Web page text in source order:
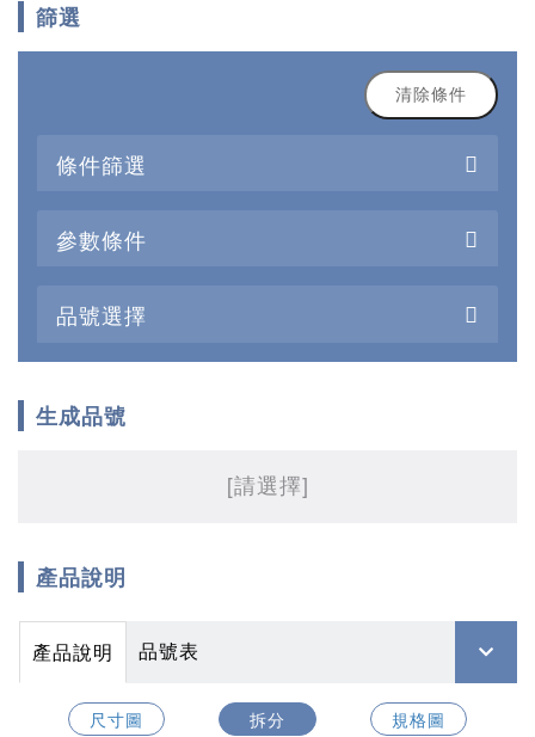
篩選
清除條件
條件篩選
參數條件
品號選擇
生成品號
[請選擇]
產品說明
產品說明 品號表
尺寸圖 拆分 規格圖